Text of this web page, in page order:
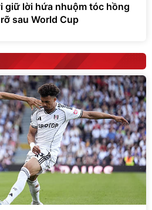
giữ lời hứa nhuộm tóc hồng
sau World Cup